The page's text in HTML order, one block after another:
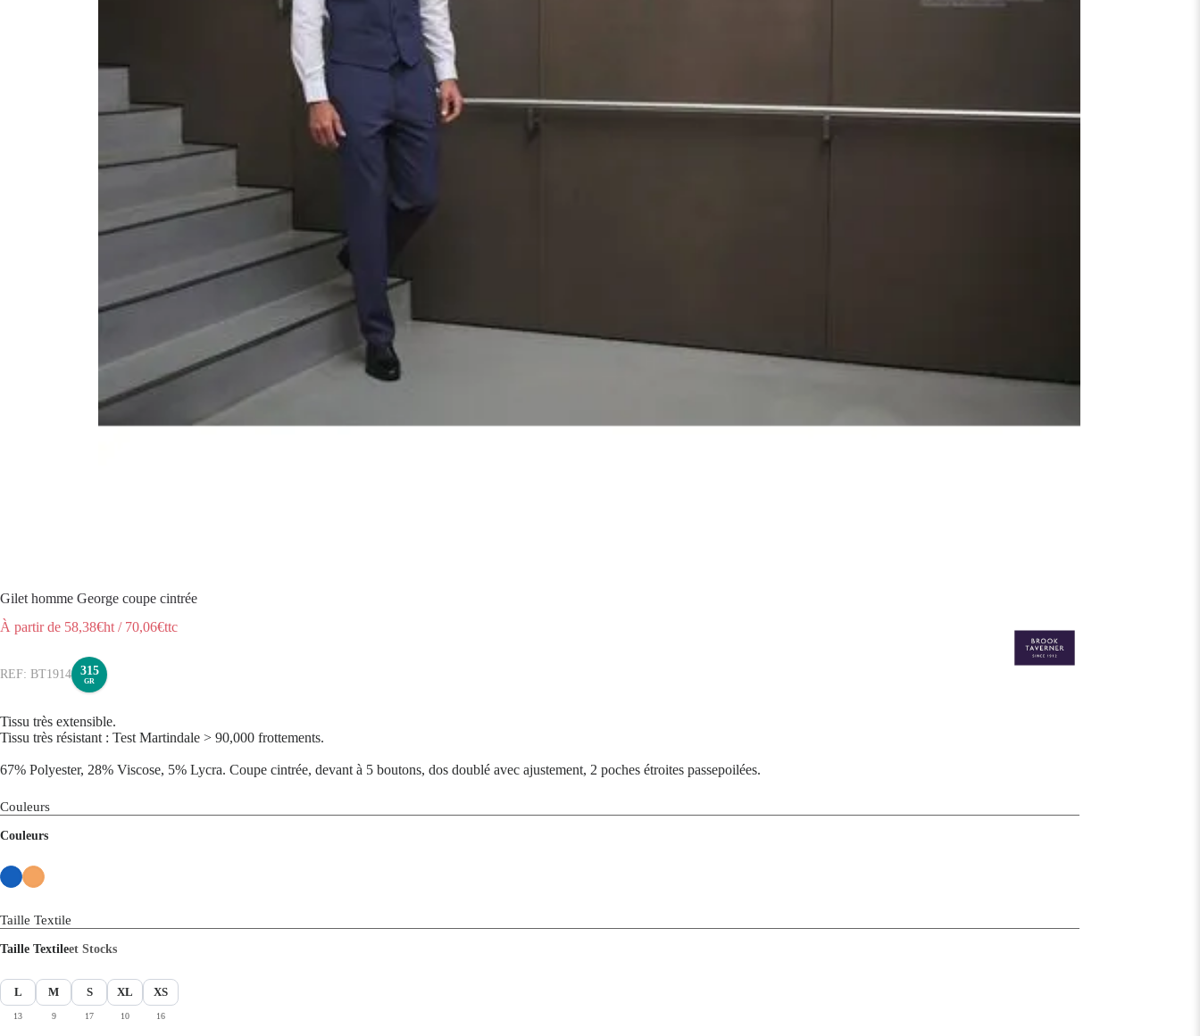
Gilet homme George coupe cintrée
À partir de 58,38€ht / 70,06€ttc
BT1914 315
GR
Tissu très extensible.
Tissu très résistant : Test Martindale > 90,000 frottements.
67% Polyester, 28% Viscose, 5% Lycra. Coupe cintrée, devant à 5 boutons, dos doublé avec ajustement, 2 poches étroites passepoilées.
Couleurs
Couleurs
Taille Textile
Taille Textileet Stocks
L
13
M
9
S
17
XL
10
XS
16